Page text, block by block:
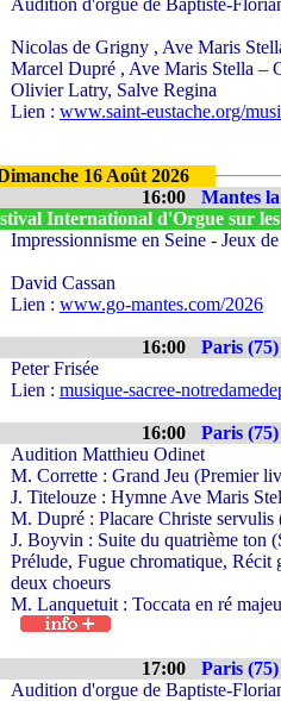
Audition d'orgue de Baptiste-
Nicolas de Grigny , Ave Maris
Marcel Dupré , Ave Maris Stella –
Olivier Latry, Salve Regina
Lien : www.saint-eustache.org/
16 Août 2026
16:00
Mantes
International d'Orgue sur les
Impressionnisme en Seine - Jeux
David Cassan
Lien : www.go-mantes.com/2026
16:00 Paris
Peter Frisée
Lien : musique-sacree-
16:00 Paris
Audition Matthieu Odinet
M. Corrette : Grand Jeu (Premier
J. Titelouze : Hymne Ave Maris
M. Dupré : Placare Christe
J. Boyvin : Suite du quatrième ton
Prélude, Fugue chromatique,
deux choeurs
M. Lanquetuit : Toccata en ré
17:00 Paris
Audition d'orgue de Baptiste-